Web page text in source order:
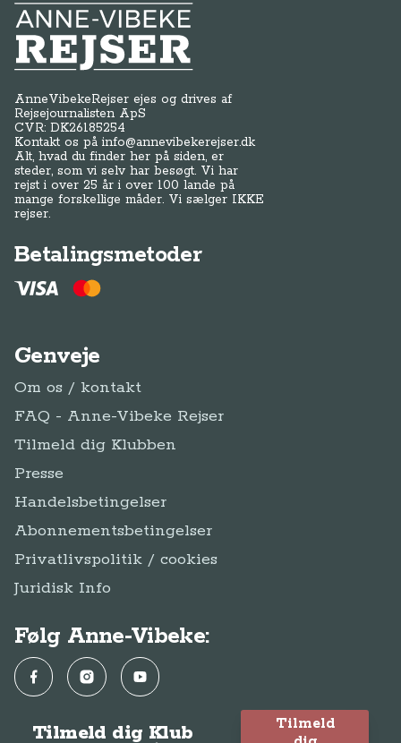
Anne-Vibeke Rejser
AnneVibekeRejser ejes og drives af
Rejsejournalisten ApS
CVR: DK26185254
Kontakt os påinfo@annevibekerejser.dk
Alt, hvad du finder her på siden, er
steder, som vi selv har besøgt. Vi har
rejst i over 25 år i over 100 lande på
mange forskellige måder. Vi sælger IKKE
rejser.
Betalingsmetoder
Genveje
Om os / kontakt
FAQ - Anne-Vibeke Rejser
Tilmeld dig Klubben
Presse
Handelsbetingelser
Abonnementsbetingelser
Privatlivspolitik / cookies
Juridisk Info
Følg Anne-Vibeke:
FacebookInstagramYouTube
Tilmeld dig Klub
Tilmeld